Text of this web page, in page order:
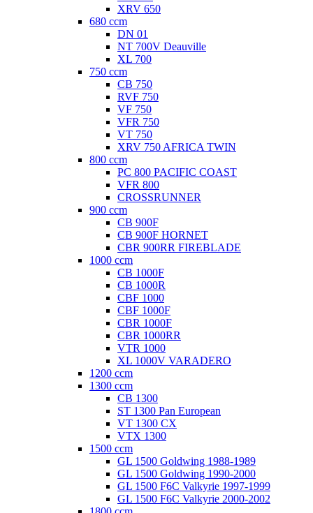
XRV 650
680 ccm
DN 01
NT 700V Deauville
XL 700
750 ccm
CB 750
RVF 750
VF 750
VFR 750
VT 750
XRV 750 AFRICA TWIN
800 ccm
PC 800 PACIFIC COAST
VFR 800
CROSSRUNNER
900 ccm
CB 900F
CB 900F HORNET
CBR 900RR FIREBLADE
1000 ccm
CB 1000F
CB 1000R
CBF 1000
CBF 1000F
CBR 1000F
CBR 1000RR
VTR 1000
XL 1000V VARADERO
1200 ccm
1300 ccm
CB 1300
ST 1300 Pan European
VT 1300 CX
VTX 1300
1500 ccm
GL 1500 Goldwing 1988-1989
GL 1500 Goldwing 1990-2000
GL 1500 F6C Valkyrie 1997-1999
GL 1500 F6C Valkyrie 2000-2002